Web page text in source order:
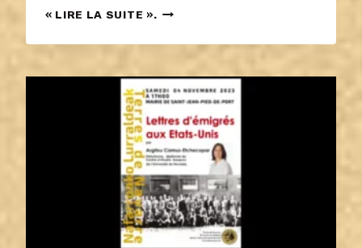
« LIRE LA SUITE ». VIE
JOSÉ
DIT
« EL
PORTEÑO »